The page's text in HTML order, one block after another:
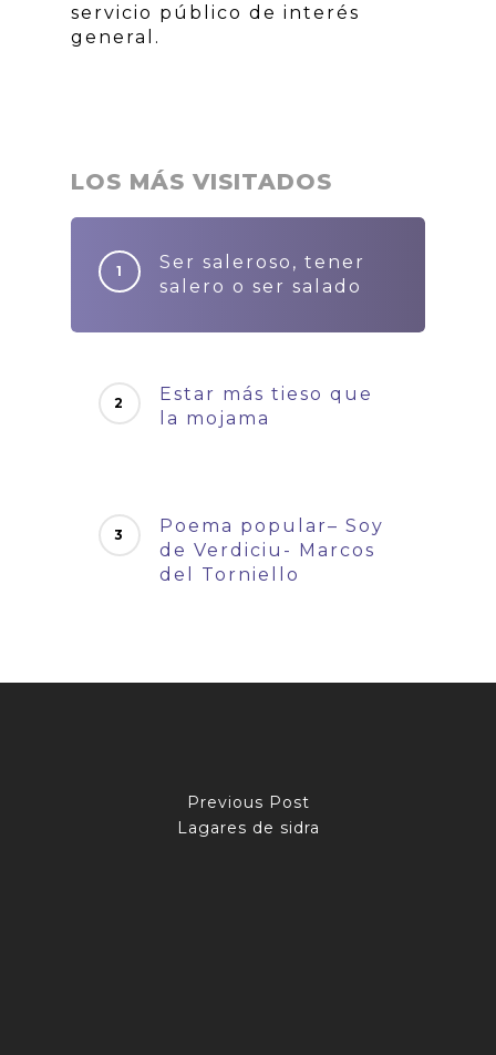
servicio público de interés
general.
LOS MÁS VISITADOS
Ser saleroso, tener
salero o ser salado
Estar más tieso que
la mojama
Poema popular– Soy
de Verdiciu- Marcos
del Torniello
Previous Post
Lagares de sidra